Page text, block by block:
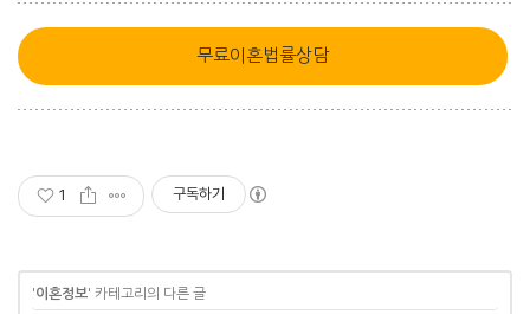
무료이혼법률상담
1 구독하기
'이혼정보' 카테고리의 다른 글